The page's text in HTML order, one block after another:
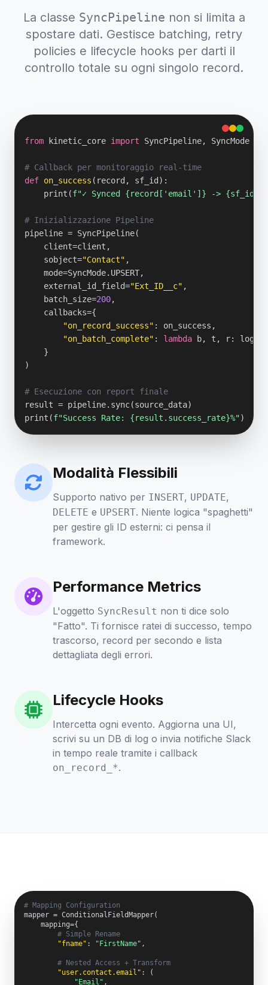
La classe SyncPipeline non si limita a
spostare dati. Gestisce batching, retry
policies e lifecycle hooks per darti il
controllo totale su ogni singolo record.
from kinetic_core import SyncPipeline, SyncMode
# Callback per monitoraggio real-time
def on_success (record, sf_id):
    print(
f"✓ Synced {record['email']} -> {sf_id}"
# Inizializzazione Pipeline
pipeline = SyncPipeline(
    client=client,
    sobject=
"Contact" ,
    mode=SyncMode.UPSERT,
    external_id_field=
"Ext_ID__c" ,
    batch_size=
200,
    callbacks={
"on_record_success" : on_success,
"on_batch_complete" : lambda b, t, r:
    }
)
# Esecuzione con report finale
result = pipeline.sync(source_data)
print(f"Success Rate: {result.success_rate}%"
Modalità Flessibili
Supporto nativo per INSERT, UPDATE,
DELETE e UPSERT. Niente logica "spaghetti"
per gestire gli ID esterni: ci pensa il
framework.
Performance Metrics
L'oggetto SyncResult non ti dice solo
"Fatto". Ti fornisce ratei di successo, tempo
trascorso, record per secondo e lista
dettagliata degli errori.
Lifecycle Hooks
Intercetta ogni evento. Aggiorna una UI,
scrivi su un DB di log o invia notifiche Slack
in tempo reale tramite i callback
on_record_*.
# Mapping Configuration
mapper = ConditionalFieldMapper(
    mapping={
# Simple Rename
"fname" : "FirstName" ,
# Nested Access + Transform
"user.contact.email" : (
"Email" ,